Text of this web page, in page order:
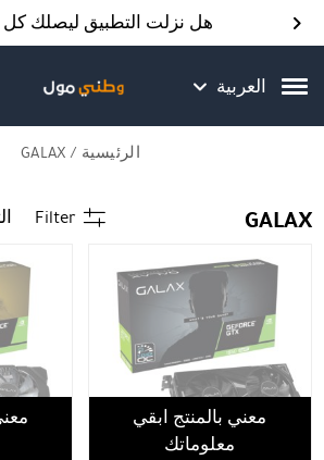
Skip to Content
Contact Us هل نزلت التطبيق ليصلك
العربية
الرئيسية / GALAX
GALAX
Filter
معني بالمنتج ابقي
معلوماتك
Back top top